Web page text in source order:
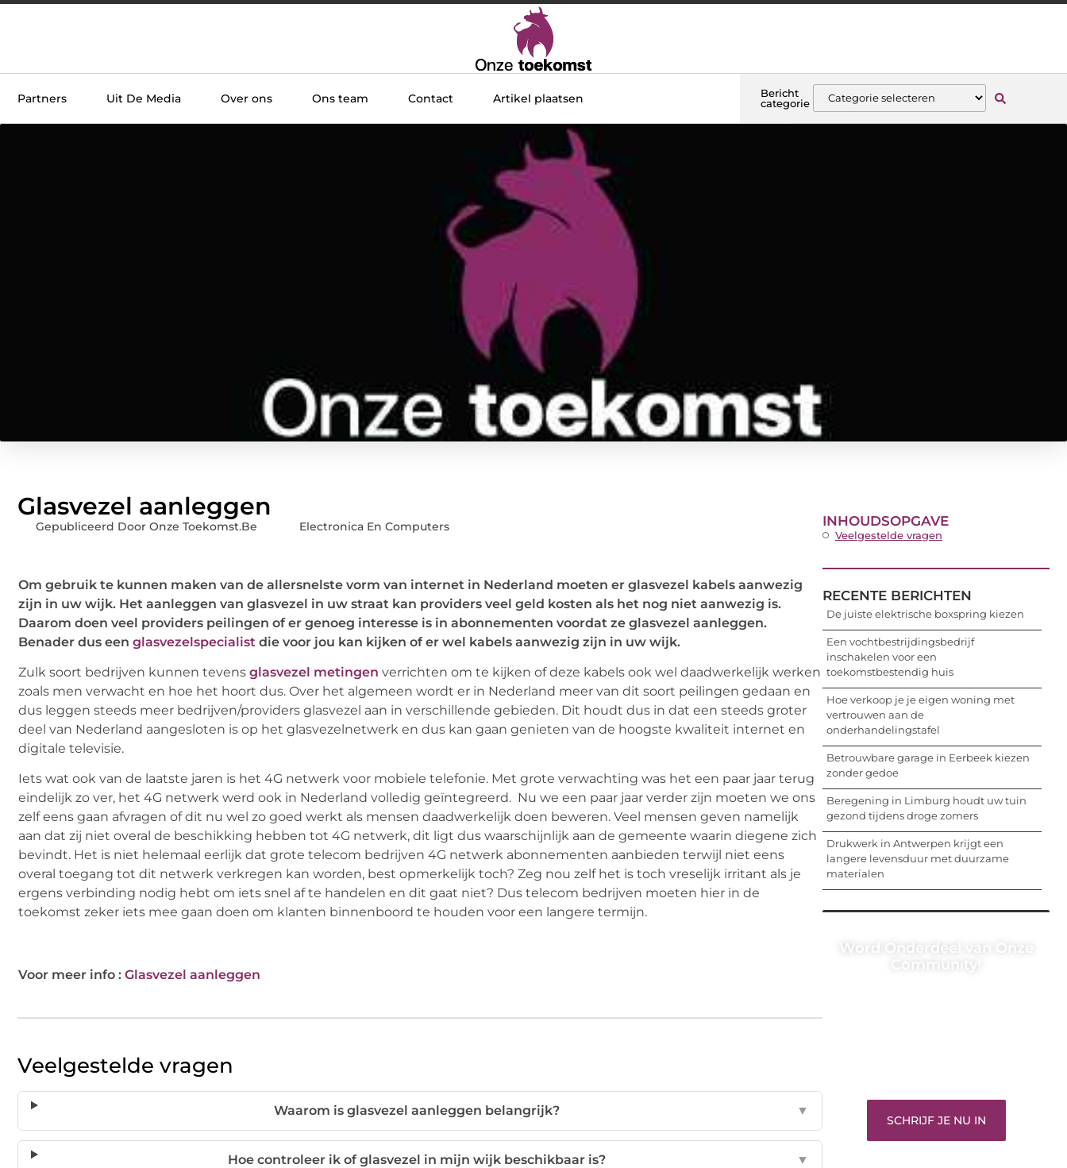
Partners Uit De Media Over ons Ons team Contact Artikel plaatsen
Bericht
categorie
Glasvezel aanleggen
Gepubliceerd Door Onze Toekomst.Be Electronica En Computers
Om gebruik te kunnen maken van de allersnelste vorm van internet in Nederland moeten er glasvezel kabels aanwezig
zijn in uw wijk. Het aanleggen van glasvezel in uw straat kan providers veel geld kosten als het nog niet aanwezig is.
Daarom doen veel providers peilingen of er genoeg interesse is in abonnementen voordat ze glasvezel aanleggen.
Benader dus een glasvezelspecialist die voor jou kan kijken of er wel kabels aanwezig zijn in uw wijk.
Zulk soort bedrijven kunnen tevens glasvezel metingen verrichten om te kijken of deze kabels ook wel daadwerkelijk werken
zoals men verwacht en hoe het hoort dus. Over het algemeen wordt er in Nederland meer van dit soort peilingen gedaan en
dus leggen steeds meer bedrijven/providers glasvezel aan in verschillende gebieden. Dit houdt dus in dat een steeds groter
deel van Nederland aangesloten is op het glasvezelnetwerk en dus kan gaan genieten van de hoogste kwaliteit internet en
digitale televisie.
Iets wat ook van de laatste jaren is het 4G netwerk voor mobiele telefonie. Met grote verwachting was het een paar jaar terug
eindelijk zo ver, het 4G netwerk werd ook in Nederland volledig geïntegreerd. Nu we een paar jaar verder zijn moeten we ons
zelf eens gaan afvragen of dit nu wel zo goed werkt als mensen daadwerkelijk doen beweren. Veel mensen geven namelijk
aan dat zij niet overal de beschikking hebben tot 4G netwerk, dit ligt dus waarschijnlijk aan de gemeente waarin diegene zich
bevindt. Het is niet helemaal eerlijk dat grote telecom bedrijven 4G netwerk abonnementen aanbieden terwijl niet eens
overal toegang tot dit netwerk verkregen kan worden, best opmerkelijk toch? Zeg nou zelf het is toch vreselijk irritant als je
ergens verbinding nodig hebt om iets snel af te handelen en dit gaat niet? Dus telecom bedrijven moeten hier in de
toekomst zeker iets mee gaan doen om klanten binnenboord te houden voor een langere termijn.
Voor meer info : Glasvezel aanleggen
Veelgestelde vragen
Waarom is glasvezel aanleggen belangrijk? ▼
Hoe controleer ik of glasvezel in mijn wijk beschikbaar is? ▼
INHOUDSOPGAVE
Veelgestelde vragen
RECENTE BERICHTEN
De juiste elektrische boxspring kiezen
Een vochtbestrijdingsbedrijf
inschakelen voor een
toekomstbestendig huis
Hoe verkoop je je eigen woning met
vertrouwen aan de
onderhandelingstafel
Betrouwbare garage in Eerbeek kiezen
zonder gedoe
Beregening in Limburg houdt uw tuin
gezond tijdens droge zomers
Drukwerk in Antwerpen krijgt een
langere levensduur met duurzame
materialen
Word Onderdeel van Onze
Community!
SCHRIJF JE NU IN